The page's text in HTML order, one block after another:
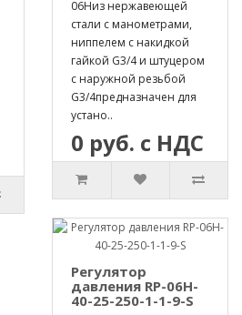
06Hиз нержавеющей
стали с манометрами,
ниппелем с накидкой
гайкой G3/4 и штуцером
с наружной резьбой
G3/4предназначен для
устано..
0 руб. с НДС
Регулятор
давления RP-06H-
40-25-250-1-1-9-S